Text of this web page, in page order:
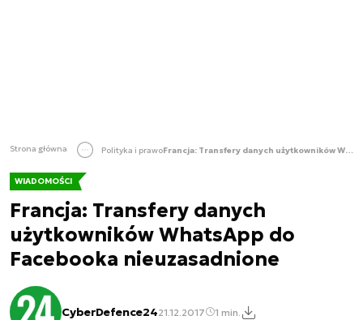
Strona główna Polityka i prawo Francja: Transfery danych użytkowników WhatsApp do Facebooka nieuzasadnione
WIADOMOŚCI
Francja: Transfery danych
użytkowników WhatsApp do
Facebooka nieuzasadnione
CyberDefence2421.12.2017 1 min.